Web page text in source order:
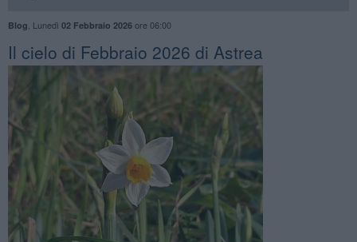
Blog Lunedì 02 Febbraio 2026ore 06:00
​Il cielo di Febbraio 2026 di Astrea